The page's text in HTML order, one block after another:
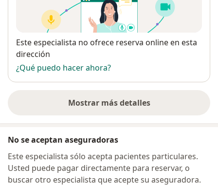
Disponibilidad
Este especialista no ofrece reserva online en esta
dirección
¿Qué puedo hacer ahora?
Mostrar más detalles
sobre la dirección
No se aceptan aseguradoras
Este especialista sólo acepta pacientes particulares.
Usted puede pagar directamente para reservar, o
buscar otro especialista que acepte su aseguradora.